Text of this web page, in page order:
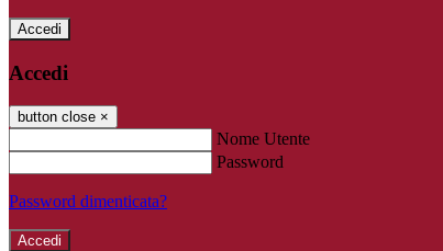
Accedi
Accedi
button close ×
Nome Utente
Password
Password dimenticata?